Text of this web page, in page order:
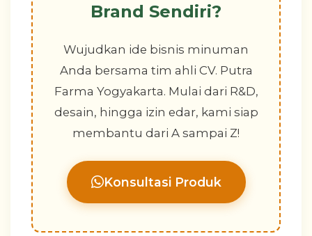
Brand Sendiri?
Wujudkan ide bisnis minuman
Anda bersama tim ahli CV. Putra
Farma Yogyakarta. Mulai dari R&D,
desain, hingga izin edar, kami siap
membantu dari A sampai Z!
Konsultasi Produk